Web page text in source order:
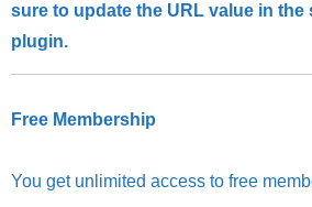
sure to update the URL value in
plugin.
Free Membership
You get unlimited access to free